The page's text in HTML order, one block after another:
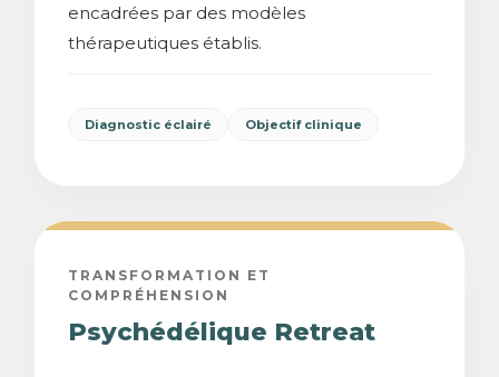
encadrées par des modèles
thérapeutiques établis.
Diagnostic éclairé Objectif clinique
TRANSFORMATION ET
COMPRÉHENSION
Psychédélique Retreat